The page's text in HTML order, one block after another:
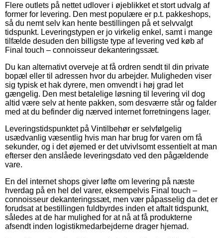
Flere outlets på nettet udlover i øjeblikket et stort udvalg af
former for levering. Den mest populære er p.t. pakkeshops,
så du nemt selv kan hente bestillingen på et selvvalgt
tidspunkt. Leveringstypen er jo virkelig enkel, samt i mange
tilfælde desuden den billigste type af levering ved køb af
Final touch – connoisseur dekanteringssæt.
Du kan alternativt overveje at få ordren sendt til din private
bopæl eller til adressen hvor du arbejder. Muligheden viser
sig typisk et hak dyrere, men omvendt i høj grad let
gængelig. Den mest betalelige løsning til levering vil dog
altid være selv at hente pakken, som desværre står og falder
med at du befinder dig nærved internet forretningens lager.
Leveringstidspunktet på Vintilbehør er selvfølgelig
usædvanlig væsentlig hvis man har brug for varen om få
sekunder, og i det øjemed er det utvivlsomt essentielt at man
efterser den anslåede leveringsdato ved den pågældende
vare.
En del internet shops giver løfte om levering på næste
hverdag på en hel del varer, eksempelvis Final touch –
connoisseur dekanteringssæt, men vær påpasselig da det er
forudsat at bestillingen fuldbyrdes inden et aftalt tidspunkt,
således at de har mulighed for at nå at få produkterne
afsendt inden logistikmedarbejderne drager hjemad.